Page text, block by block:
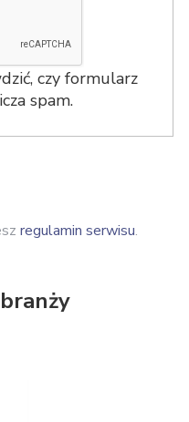
czy formularz
spam.
regulamin serwisu.